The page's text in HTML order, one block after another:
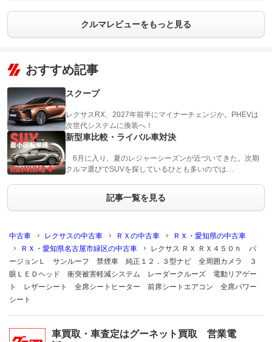
クルマレビューをもっと見る
おすすめ記事
スクープ
レクサスRX、2027年前半にマイナーチェンジか。PHEVは
次世代システムに換装へ！
新型車比較・ライバル車対決
6月に入り、夏のレジャーシーズンが近づいてきた。次期
クルマ選びでSUVを探しているひとも多いのでは…
記事一覧を見る
中古車 レクサスの中古車 ＲＸの中古車
ＲＸ・愛知県の中古車
ＲＸ・愛知県名古屋市緑区の中古車
レクサス ＲＸ ＲＸ４５０ｈ バ
ージョンＬ サンルーフ 禁煙車 純正１２．３型ナビ 全周囲カメラ ３
眼ＬＥＤヘッド 衝突被害軽減システム レーダークルーズ 電動リアゲー
ト レザーシート 全席シートヒーター 前席シートエアコン 全席パワー
シート
車買取・車査定はグーネット買取 営業電